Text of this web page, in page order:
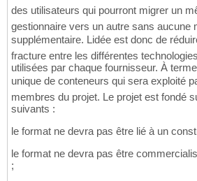
des utilisateurs qui pourront migrer un
gestionnaire vers un autre sans aucune
supplémentaire. Lidée est donc de
fracture entre les différentes
utilisées par chaque fournisseur. À
unique de conteneurs qui sera exploité
membres du projet. Le projet est fondé
suivants :
le format ne devra pas être lié à un
le format ne devra pas être
;